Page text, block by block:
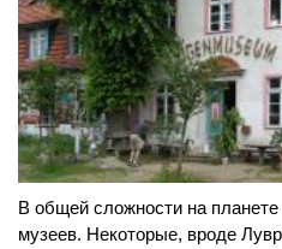
В общей сложности на
музеев. Некоторые, вроде